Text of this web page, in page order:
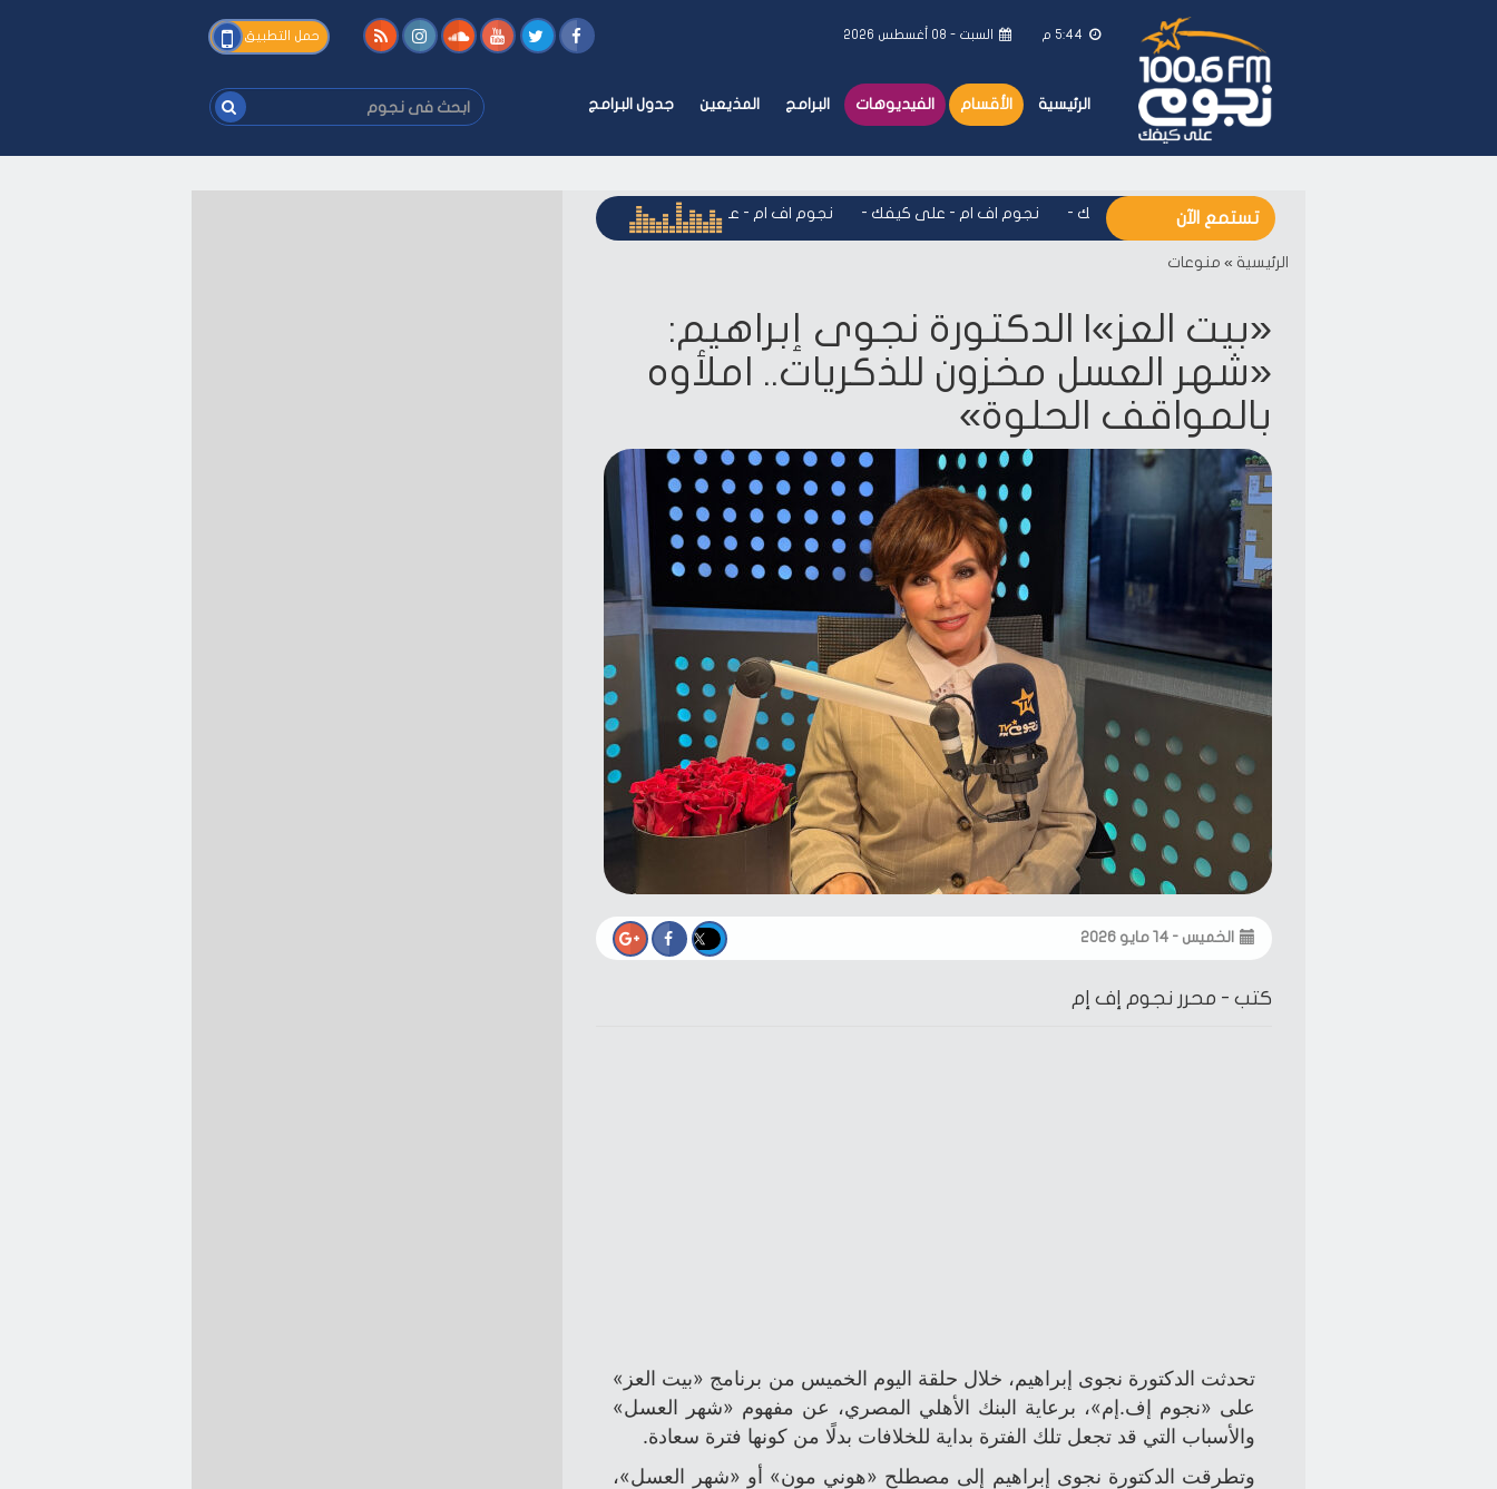
5:44 م السبت - ٠٨ أغسطس ٢٠٢٦ حمل التطبيق
الرئيسية الأقسام الفيديوهات البرامج المذيعين جدول البرامج
ابحث
فى
فى
تستمع الآن
نجوم اف ام - على كيفك - نجوم اف ام - على كيفك -نجوم اف ام - على كيفك نجوم اف ام - على كيفك
الرئيسية » منوعات
«بيت العز»| الدكتورة نجوى إبراهيم:
«شهر العسل مخزون للذكريات.. املأوه
بالمواقف الحلوة»
الخميس - ١٤ مايو ٢٠٢٦
كتب - محرر نجوم إف إم
تحدثت الدكتورة نجوى إبراهيم، خلال حلقة اليوم الخميس من برنامج «بيت العز»
على «نجوم إف.إم»، برعاية البنك الأهلي المصري، عن مفهوم «شهر العسل»
والأسباب التي قد تجعل تلك الفترة بداية للخلافات بدلًا من كونها فترة سعادة.
وتطرقت الدكتورة نجوى إبراهيم إلى مصطلح «هوني مون» أو «شهر العسل»،